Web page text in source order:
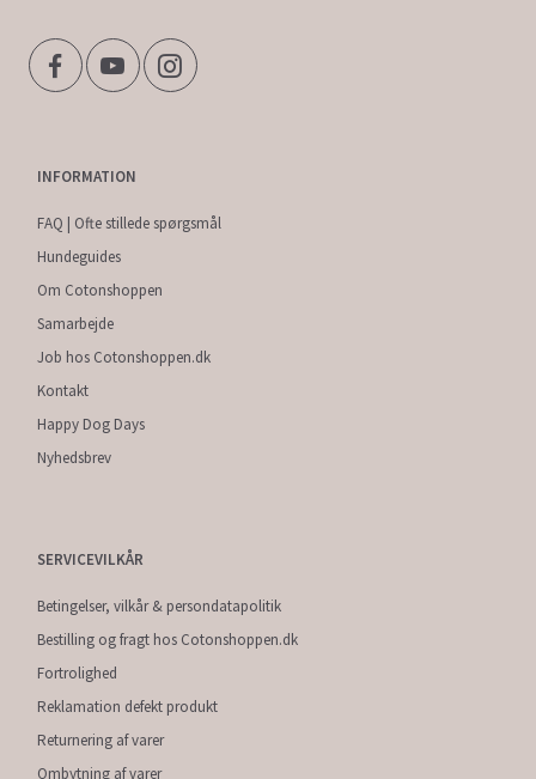
INFORMATION
FAQ | Ofte stillede spørgsmål
Hundeguides
Om Cotonshoppen
Samarbejde
Job hos Cotonshoppen.dk
Kontakt
Happy Dog Days
Nyhedsbrev
SERVICEVILKÅR
Betingelser, vilkår & persondatapolitik
Bestilling og fragt hos Cotonshoppen.dk
Fortrolighed
Reklamation defekt produkt
Returnering af varer
Ombytning af varer